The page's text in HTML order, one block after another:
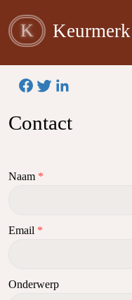
K
Contact
Naam *
Email *
Onderwerp